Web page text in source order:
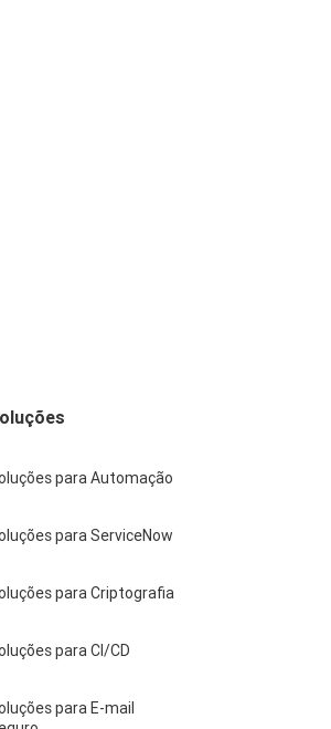
para Automação
para ServiceNow
para Criptografia
para CI/CD
para E-mail